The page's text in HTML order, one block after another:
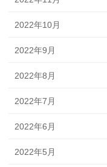
2022年10月
2022年9月
2022年8月
2022年7月
2022年6月
2022年5月